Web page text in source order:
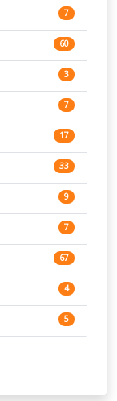
15
16
15
15
14
14
14
15
219
11
134
7
60
3
7
17
33
9
7
67
4
5